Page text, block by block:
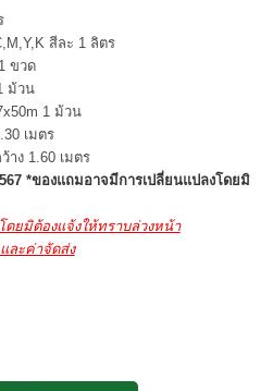
สีละ 1 ลิตร
ขวด
ม้วน
1 ม้วน
เมตร
าง 1.60 เมตร
*ของแถมอาจมีการเปลี่ยนแปลงโดยมิ
ดยมิต้องแจ้งให้ทราบล่วงหน้า
ละค่าจัดส่ง